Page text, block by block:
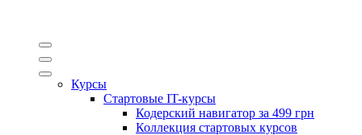
Курсы
Стартовые IT-курсы
Кодерский навигатор за 499 грн
Коллекция стартовых курсов